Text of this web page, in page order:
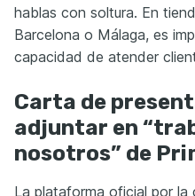
hablas con soltura. En
Barcelona o Málaga, es
capacidad de atender
Carta de
adjuntar en
nosotros” de
La plataforma oficial por la